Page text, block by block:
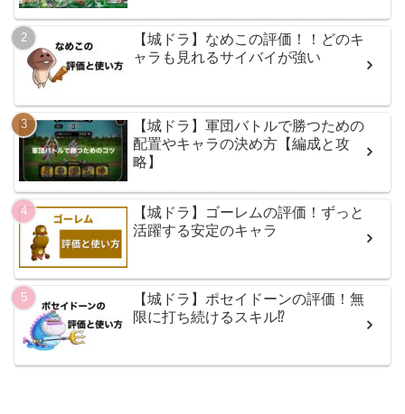
【城ドラ】なめこの評価！！どのキ
ャラも見れるサイバイが強い
【城ドラ】軍団バトルで勝つための
配置やキャラの決め方【編成と攻
略】
【城ドラ】ゴーレムの評価！ずっと
活躍する安定のキャラ
【城ドラ】ポセイドーンの評価！無
限に打ち続けるスキル⁉